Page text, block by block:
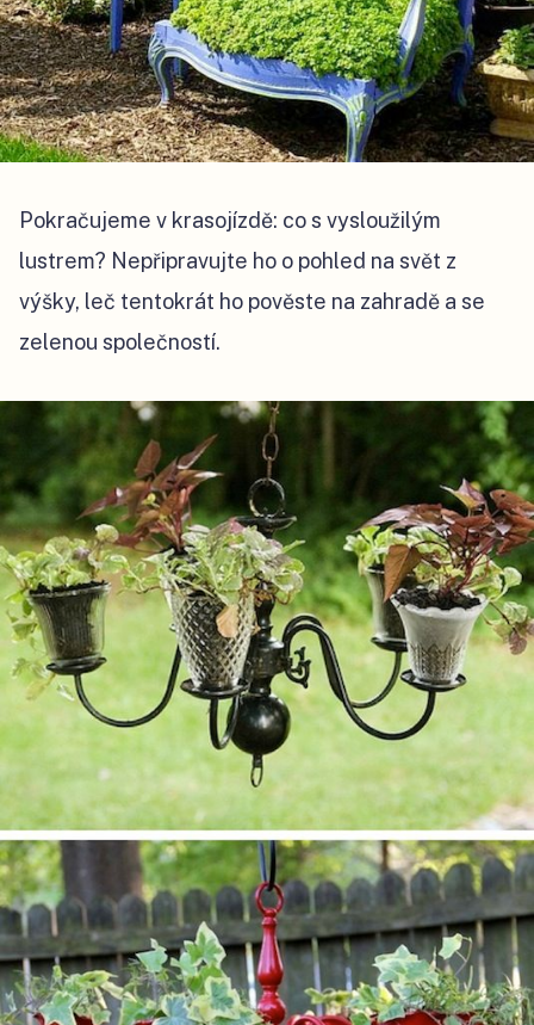
Pokračujeme v krasojízdě: co s vysloužilým
lustrem? Nepřipravujte ho o pohled na svět z
výšky, leč tentokrát ho pověste na zahradě a se
zelenou společností.